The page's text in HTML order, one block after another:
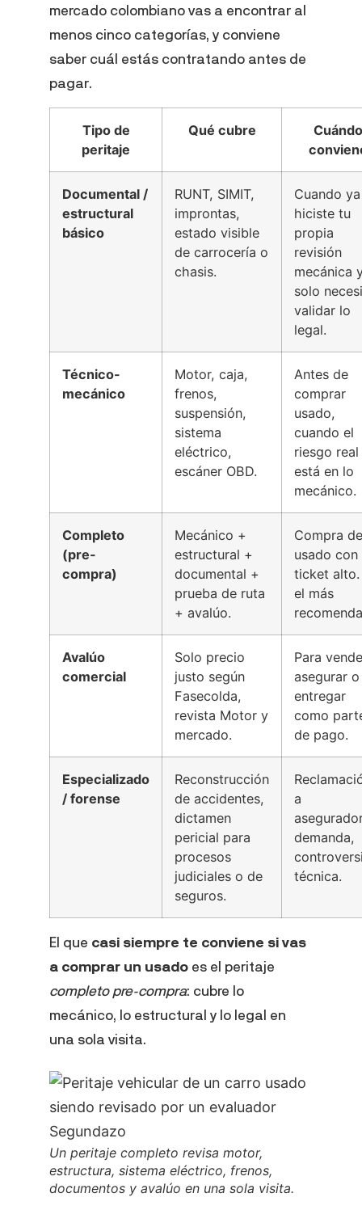
mercado colombiano vas a encontrar al
menos cinco categorías, y conviene
saber cuál estás contratando antes de
pagar.
Tipo de
peritaje
Qué cubre
Documental /
estructural
básico
RUNT, SIMIT,
improntas,
estado visible
de carrocería o
chasis.
Cuando ya
hiciste tu
propia
revisión
mecánica
solo
validar lo
legal.
Técnico-
mecánico
Motor, caja,
frenos,
suspensión,
sistema
eléctrico,
escáner OBD.
Antes de
comprar
usado,
cuando el
riesgo real
está en lo
mecánico.
Completo
(pre-
compra)
Mecánico +
estructural +
documental +
prueba de ruta
+ avalúo.
Compra
usado con
ticket alto.
el más
Avalúo
comercial
Solo precio
justo según
Fasecolda,
revista Motor y
mercado.
Para
asegurar o
entregar
como
de pago.
Especializado
/ forense
Reconstrucción
de accidentes,
dictamen
pericial para
procesos
judiciales o de
seguros.
a
demanda,
técnica.
El que casi siempre te conviene si vas
a comprar un usado es el peritaje
completo pre-compra: cubre lo
mecánico, lo estructural y lo legal en
una sola visita.
Un peritaje completo revisa motor,
estructura, sistema eléctrico, frenos,
documentos y avalúo en una sola visita.